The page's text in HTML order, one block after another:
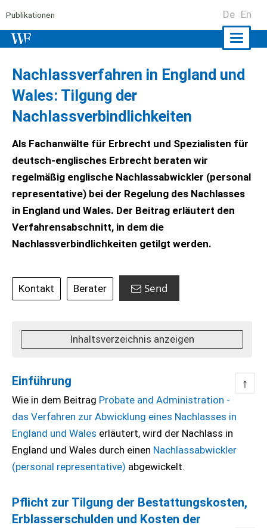
Publikationen De En
Nachlassverfahren in England und
Wales: Tilgung der
Nachlassverbindlichkeiten
Als Fachanwälte für Erbrecht und Spezialisten für
deutsch-englisches Erbrecht beraten wir
regelmäßig englische Nachlassabwickler (personal
representative) bei der Regelung des Nachlasses
in England und Wales. Der Beitrag erläutert den
Verfahrensabschnitt, in dem die
Nachlassverbindlichkeiten getilgt werden.
Kontakt Berater Send
Inhaltsverzeichnis anzeigen
Einführung ↑
Wie in dem Beitrag Probate and Administration -
das Verfahren zur Abwicklung eines Nachlasses in
England und Wales erläutert, wird der Nachlass in
England und Wales durch einen Nachlassabwickler
(personal representative) abgewickelt.
Pflicht zur Tilgung der Bestattungskosten,
Erblasserschulden und Kosten der